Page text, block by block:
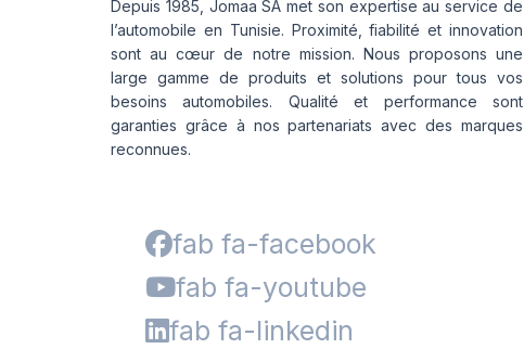
Depuis 1985, Jomaa SA met son expertise au service de
l’automobile en Tunisie. Proximité, fiabilité et innovation
sont au cœur de notre mission. Nous proposons une
large gamme de produits et solutions pour tous vos
besoins automobiles. Qualité et performance sont
garanties grâce à nos partenariats avec des marques
reconnues.
fab fa-facebook
fab fa-youtube
fab fa-linkedin